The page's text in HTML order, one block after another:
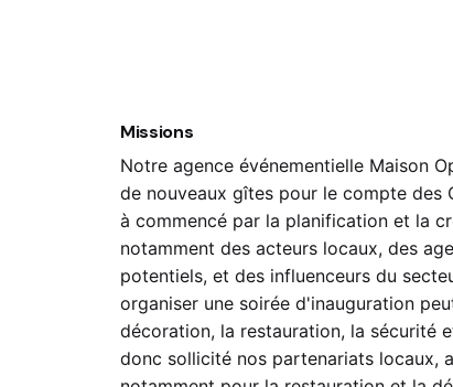
Missions
Notre agence événementielle Maison
de nouveaux gîtes pour le compte des
à commencé par la planification et la
notamment des acteurs locaux, des
potentiels, et des influenceurs du
organiser une soirée d'inauguration
décoration, la restauration, la sécurité
donc sollicité nos partenariats locaux,